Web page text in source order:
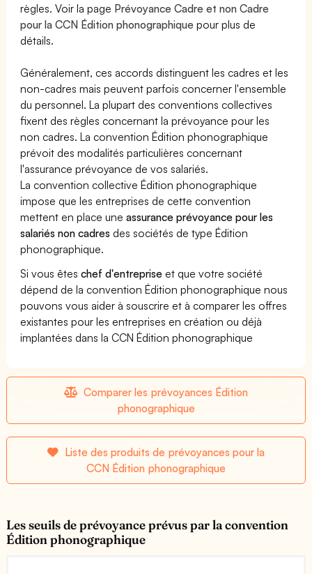
règles. Voir la page Prévoyance Cadre et non Cadre
pour la CCN Édition phonographique pour plus de
détails.
Généralement, ces accords distinguent les cadres et les
non-cadres mais peuvent parfois concerner l'ensemble
du personnel. La plupart des conventions collectives
fixent des règles concernant la prévoyance pour les
non cadres. La convention Édition phonographique
prévoit des modalités particulières concernant
l'assurance prévoyance de vos salariés.
La convention collective Édition phonographique
impose que les entreprises de cette convention
mettent en place uneassurance prévoyance pour les
salariés non cadres des sociétés de type Édition
phonographique.
Si vous êteschef d'entreprise et que votre société
dépend de la convention Édition phonographique nous
pouvons vous aider à souscrire et à comparer les offres
existantes pour les entreprises en création ou déjà
implantées dans la CCN Édition phonographique
Comparer les prévoyances Édition
phonographique
Liste des produits de prévoyances pour la
CCN Édition phonographique
Les seuils de prévoyance prévus par la convention
Édition phonographique